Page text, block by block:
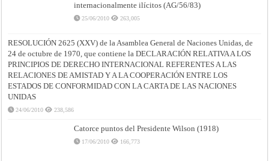
internacionalmente ilícitos (AG/56/83)
25/06/2010 263,005
RESOLUCIÓN 2625 (XXV) de la Asamblea General de Naciones Unidas, de
24 de octubre de 1970, que contiene la DECLARACIÓN RELATIVA A LOS
PRINCIPIOS DE DERECHO INTERNACIONAL REFERENTES A LAS
RELACIONES DE AMISTAD Y A LA COOPERACIÓN ENTRE LOS
ESTADOS DE CONFORMIDAD CON LA CARTA DE LAS NACIONES
UNIDAS
24/06/2010 238,586
Catorce puntos del Presidente Wilson (1918)
17/06/2010 166,773